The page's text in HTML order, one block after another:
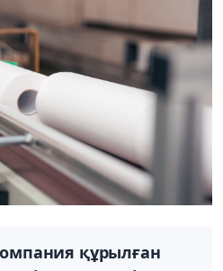
құрылған